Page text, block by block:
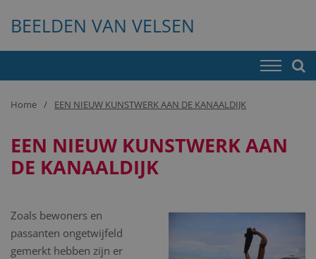
BEELDEN VAN VELSEN
Home EEN NIEUW KUNSTWERK AAN DE KANAALDIJK
EEN NIEUW KUNSTWERK AAN
DE KANAALDIJK
Zoals bewoners en
passanten ongetwijfeld
gemerkt hebben zijn er